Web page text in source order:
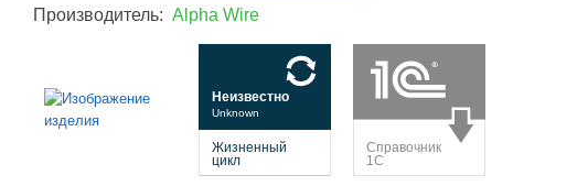
Производитель: Alpha Wire